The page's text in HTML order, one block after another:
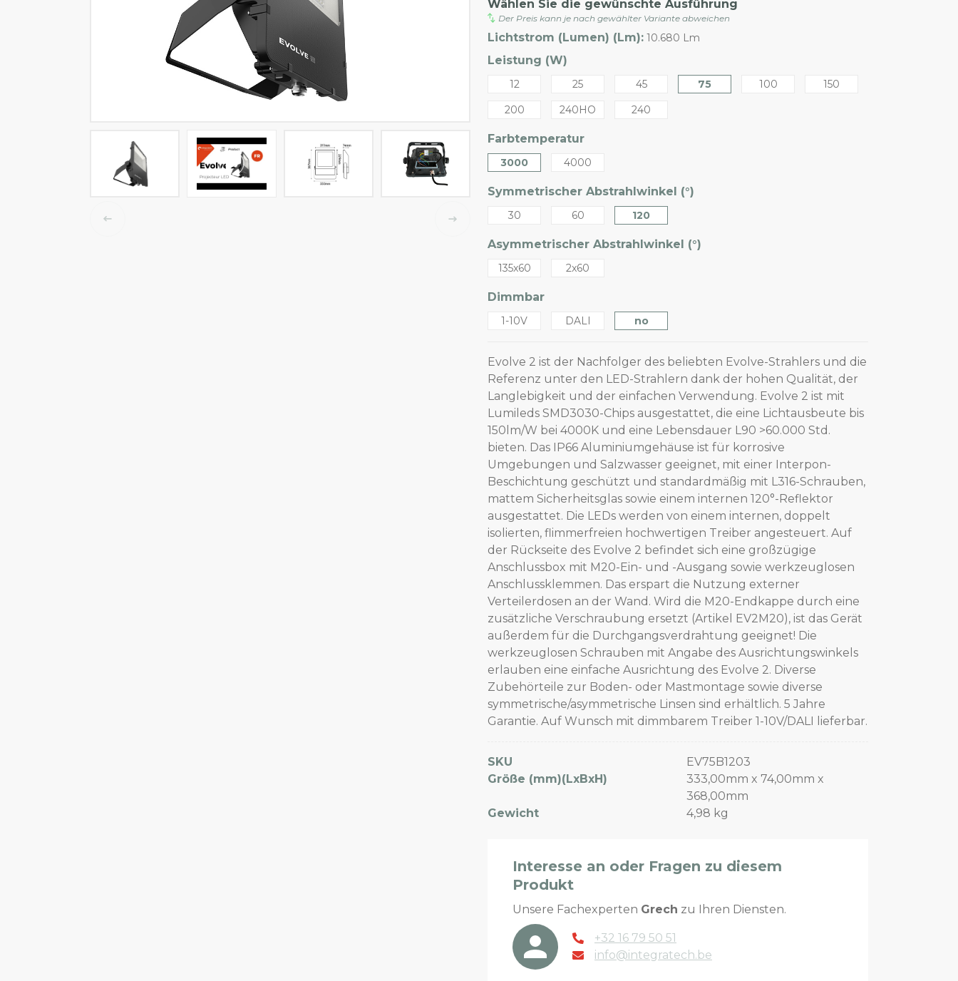
LED-Tracklights
Smartlighting
Wasserbeständige Leuchten
Decken- und Wandleuchten
Wählen Sie die gewünschte Ausführung
Der Preis kann je nach gewählter Variante abweichen
Lichtstrom (Lumen) (Lm): 10.680 Lm
Leistung (W)
12 25 45 75 100
150
200
240HO 240
Farbtemperatur
3000 4000
Symmetrischer Abstrahlwinkel (°)
30 60 120
Asymmetrischer Abstrahlwinkel (°)
135x60 2x60
Dimmbar
1-10V DALI no
Evolve 2 ist der Nachfolger des beliebten Evolve-Strahlers und die
Referenz unter den LED-Strahlern dank der hohen Qualität, der
Langlebigkeit und der einfachen Verwendung. Evolve 2 ist mit
Lumileds SMD3030-Chips ausgestattet, die eine Lichtausbeute bis
150lm/W bei 4000K und eine Lebensdauer L90 >60.000 Std.
bieten. Das IP66 Aluminiumgehäuse ist für korrosive
Umgebungen und Salzwasser geeignet, mit einer Interpon-
Beschichtung geschützt und standardmäßig mit L316-Schrauben,
mattem Sicherheitsglas sowie einem internen 120°-Reflektor
ausgestattet. Die LEDs werden von einem internen, doppelt
isolierten, flimmerfreien hochwertigen Treiber angesteuert. Auf
der Rückseite des Evolve 2 befindet sich eine großzügige
Anschlussbox mit M20-Ein- und -Ausgang sowie werkzeuglosen
Anschlussklemmen. Das erspart die Nutzung externer
Verteilerdosen an der Wand. Wird die M20-Endkappe durch eine
zusätzliche Verschraubung ersetzt (Artikel EV2M20), ist das Gerät
außerdem für die Durchgangsverdrahtung geeignet! Die
werkzeuglosen Schrauben mit Angabe des Ausrichtungswinkels
erlauben eine einfache Ausrichtung des Evolve 2. Diverse
Zubehörteile zur Boden- oder Mastmontage sowie diverse
symmetrische/asymmetrische Linsen sind erhältlich. 5 Jahre
Garantie. Auf Wunsch mit dimmbarem Treiber 1-10V/DALI lieferbar.
SKU
EV75B1203
Größe (mm)(LxBxH)
333,00mm x 74,00mm x
368,00mm
Gewicht
4,98 kg
Interesse an oder Fragen zu diesem
Produkt
Unsere Fachexperten Grech zu Ihren Diensten.
+32 16 79 50 51
info@integratech.be